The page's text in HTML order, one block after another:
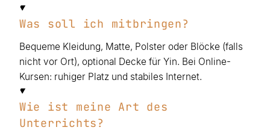
Was soll ich mitbringen?
Bequeme Kleidung, Matte, Polster oder Blöcke (falls
nicht vor Ort), optional Decke für Yin. Bei Online-
Kursen: ruhiger Platz und stabiles Internet.
Wie ist meine Art des
Unterrichts?